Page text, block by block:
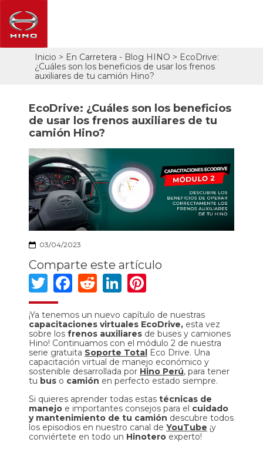
contenido
Sobrescribir
enlaces
ayuda
a
la
Inicio En Carretera - Blog HINO
EcoDrive:
¿Cuáles son los beneficios de usar los frenos
auxiliares de tu camión Hino?
EcoDrive: ¿Cuáles son los beneficios
de usar los frenos auxiliares de tu
camión Hino?
03/04/2023
Comparte este artículo
Twitter
Facebook
RedditLinkedIn
¡Ya tenemos un nuevo capítulo de nuestras
capacitaciones virtuales EcoDrive, esta vez
sobre los frenos auxiliares de buses y camiones
Hino! Continuamos con el módulo 2 de nuestra
serie gratuita Soporte Total Eco Drive. Una
capacitación virtual de manejo económico y
sostenible desarrollada por Hino Perú, para tener
tu bus o camión en perfecto estado siempre.
Si quieres aprender todas estas técnicas de
manejo e importantes consejos para el cuidado
y mantenimiento de tu camión descubre todos
los episodios en nuestro canal de YouTube ¡y
conviértete en todo un Hinotero experto!